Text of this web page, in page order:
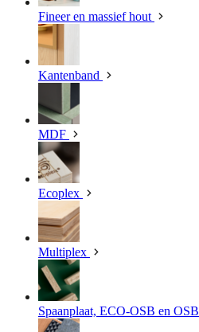
Fineer en massief hout
Kantenband
MDF
Ecoplex
Multiplex
Spaanplaat, ECO-OSB en OSB